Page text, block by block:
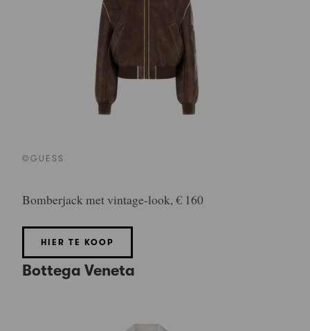
©GUESS
Bomberjack met vintage-look, € 160
HIER TE KOOP
Bottega Veneta